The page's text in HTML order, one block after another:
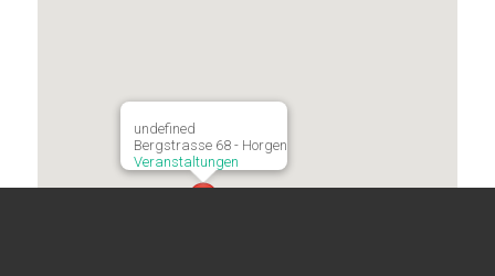
undefined
Bergstrasse 68 - Horgen
Veranstaltungen